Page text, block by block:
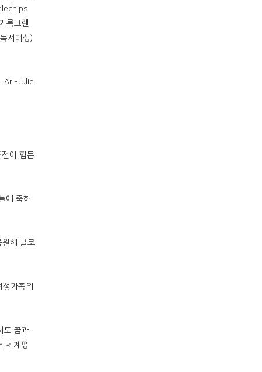
록그랜
서대상)
Julie
이 힘든
에 축하
해 글로
가족위
도 꿈과
세계평